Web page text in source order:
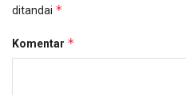
ditandai *
Komentar *